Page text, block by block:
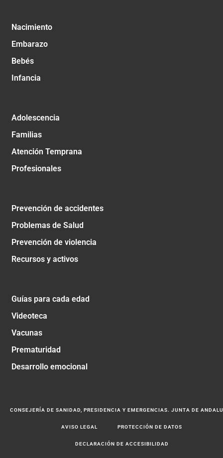
Nacimiento
Embarazo
Bebés
Infancia
Adolescencia
Familias
Atención Temprana
Profesionales
Prevención de accidentes
Problemas de Salud
Prevención de violencia
Recursos y activos
Guías para cada edad
Videoteca
Vacunas
Prematuridad
Desarrollo emocional
CONSEJERÍA DE SANIDAD, PRESIDENCIA Y EMERGENCIAS. JUNTA DE
AVISO LEGAL PROTECCIÓN DE DATOS
DECLARACIÓN DE ACCESIBILIDAD